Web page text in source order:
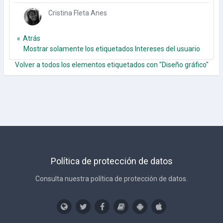
Cristina Fleta Anes
Atrás
Mostrar solamente los etiquetados Intereses del usuario
Volver a todos los elementos etiquetados con "Diseño gráfico"
Política de protección de datos
Consulta nuestra política de protección de datos.